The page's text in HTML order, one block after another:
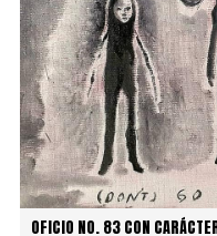
OFICIO NO. 83 CON